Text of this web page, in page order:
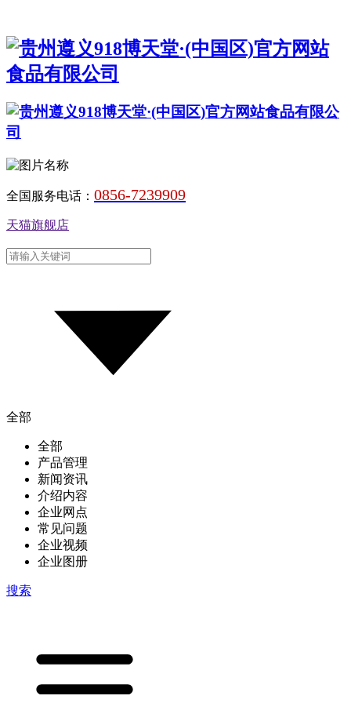
全国服务电话： 0856-7239909
天猫旗舰店
全部
全部
产品管理
新闻资讯
介绍内容
企业网点
常见问题
企业视频
企业图册
搜索